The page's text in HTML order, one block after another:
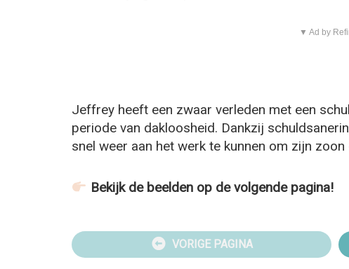
▼ Ad by
Jeffrey heeft een zwaar verleden met een
periode van dakloosheid. Dankzij
snel weer aan het werk te kunnen om zijn
Bekijk de beelden op de volgende pagina!
VORIGE PAGINA